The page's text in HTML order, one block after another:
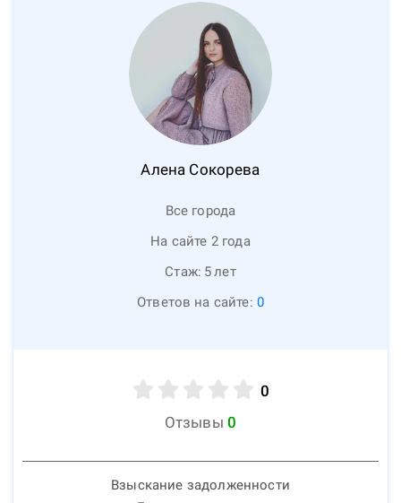
Алена Сокорева
Все города
На сайте 2 года
Стаж: 5лет
Ответов на сайте: 0
0
Отзывы 0
Взыскание задолженности